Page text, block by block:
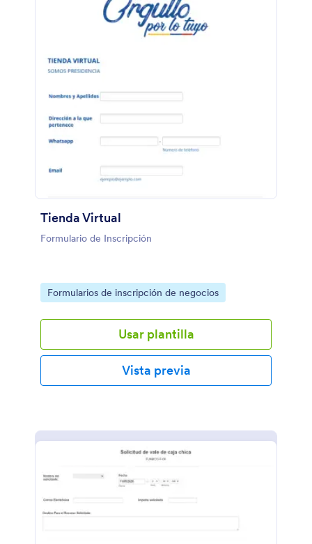
Tienda Virtual
Formulario de Inscripción
Go to Category:
Formularios de inscripción de negocios
Usar plantilla
Vista previa